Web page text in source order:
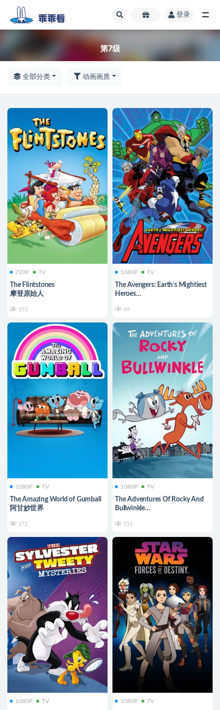
登录
第7级
全部分类 动画画质
720P TV
The Flintstones
摩登原始人
152
1080P TV
The Avengers: Earth’s Mightiest
Heroes
69
1080P TV
The Amazing World of Gumball
阿甘妙世界
172
1080P TV
The Adventures Of Rocky And
Bullwinkle
151
1080P TV 1080P TV